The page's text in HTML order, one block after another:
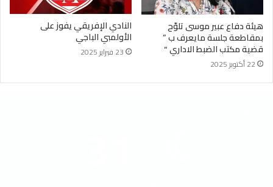
هيئة دفاع عبير موسى تلوّح
بمقاطعة جلسة مايعرف ب ”
قضية مكتب الضبط الاداري “
22 أكتوبر 2025
النادي الإفريقي يفوز على
الأولمبي الباجي
23 فبراير 2025